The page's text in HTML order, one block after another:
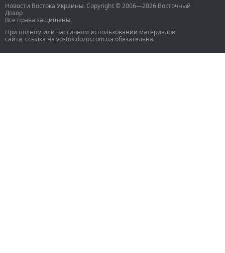
Новости Востока Украины. Copyright © 2006—2026 Восточный
Дозор
Все права защищены.
При полном или частичном использовании материалов
сайта, ссылка на vostok.dozor.com.ua обязательна.